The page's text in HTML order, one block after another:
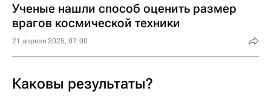
Ученые нашли способ оценить размер
врагов космической техники
21 апреля 2025, 07:00
Каковы результаты?